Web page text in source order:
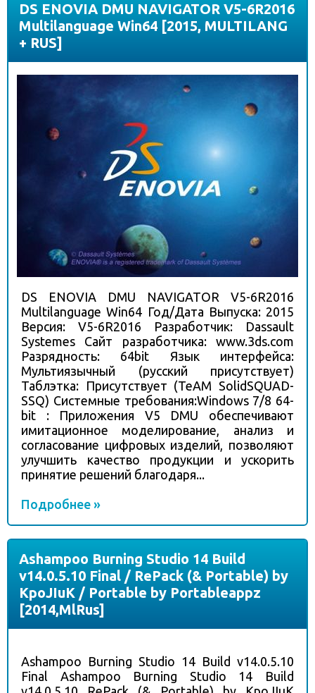
DS ENOVIA DMU NAVIGATOR V5-6R2016
Multilanguage Win64 [2015, MULTILANG
+ RUS]
DS ENOVIA DMU NAVIGATOR V5-6R2016
Multilanguage Win64 Год/Дата Выпуска: 2015
Версия: V5-6R2016 Разработчик: Dassault
Systemes Сайт разработчика: www.3ds.com
Разрядность: 64bit Язык интерфейса:
Мультиязычный (русский присутствует)
Таблэтка: Присутствует (TeAM SolidSQUAD-
SSQ) Системные требования:Windows 7/8 64-
bit : Приложения V5 DMU обеспечивают
имитационное моделирование, анализ и
согласование цифровых изделий, позволяют
улучшить качество продукции и ускорить
принятие решений благодаря...
Подробнее »
Ashampoo Burning Studio 14 Build
v14.0.5.10 Final / RePack (& Portable) by
KpoJIuK / Portable by Portableappz
[2014,MlRus]
Ashampoo Burning Studio 14 Build v14.0.5.10
Final Ashampoo Burning Studio 14 Build